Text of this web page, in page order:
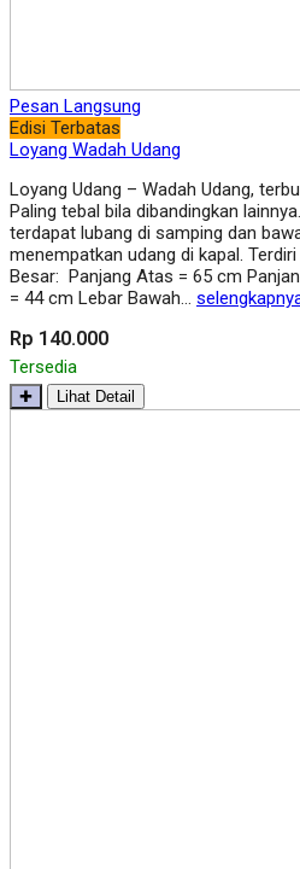
Pesan Langsung
Edisi Terbatas
Loyang Wadah Udang
Loyang Udang – Wadah Udang,
Paling tebal bila dibandingkan
terdapat lubang di samping dan
menempatkan udang di kapal.
Besar: Panjang Atas = 65 cm
= 44 cm Lebar Bawah…
Rp 140.000
Tersedia
✚ Lihat Detail